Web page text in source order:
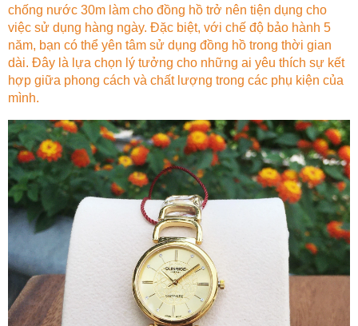
chống nước 30m làm cho đồng hồ trở nên tiện dụng cho
việc sử dụng hàng ngày. Đặc biệt, với chế độ bảo hành 5
năm, bạn có thể yên tâm sử dụng đồng hồ trong thời gian
dài. Đây là lựa chọn lý tưởng cho những ai yêu thích sự kết
hợp giữa phong cách và chất lượng trong các phụ kiện của
mình.